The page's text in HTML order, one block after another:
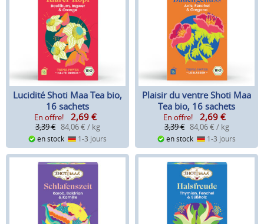
Lucidité Shoti Maa Tea bio,
16 sachets
En offre! 2,69 €
3,39 € 84,06 € / kg
en stock 1-3 jours
Plaisir du ventre Shoti Maa
Tea bio, 16 sachets
En offre! 2,69 €
3,39 € 84,06 € / kg
en stock 1-3 jours